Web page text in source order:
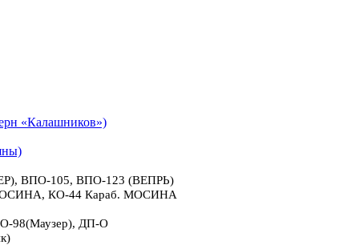
«Калашников»)
ВПО-105, ВПО-123 (ВЕПРЬ)
КО-44 Караб. МОСИНА
98(Маузер), ДП-О